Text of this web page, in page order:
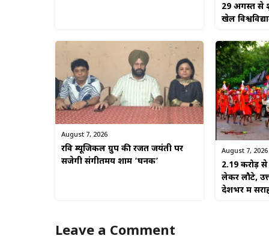
29 अगस्त से
खेल
August 7, 2026
रवि म्यूजिकल ग्रुप की रजत जयंती पर
सजेगी संगीतमय शाम ‘घनक’
August 7, 2026
2.19 करोड़
लेकर लौटे,
देशभर में
Leave a Comment